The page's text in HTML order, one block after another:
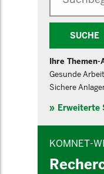
SUCHE
Ihre Themen-
Gesunde
Sichere
Erweiterte
KOMNET-